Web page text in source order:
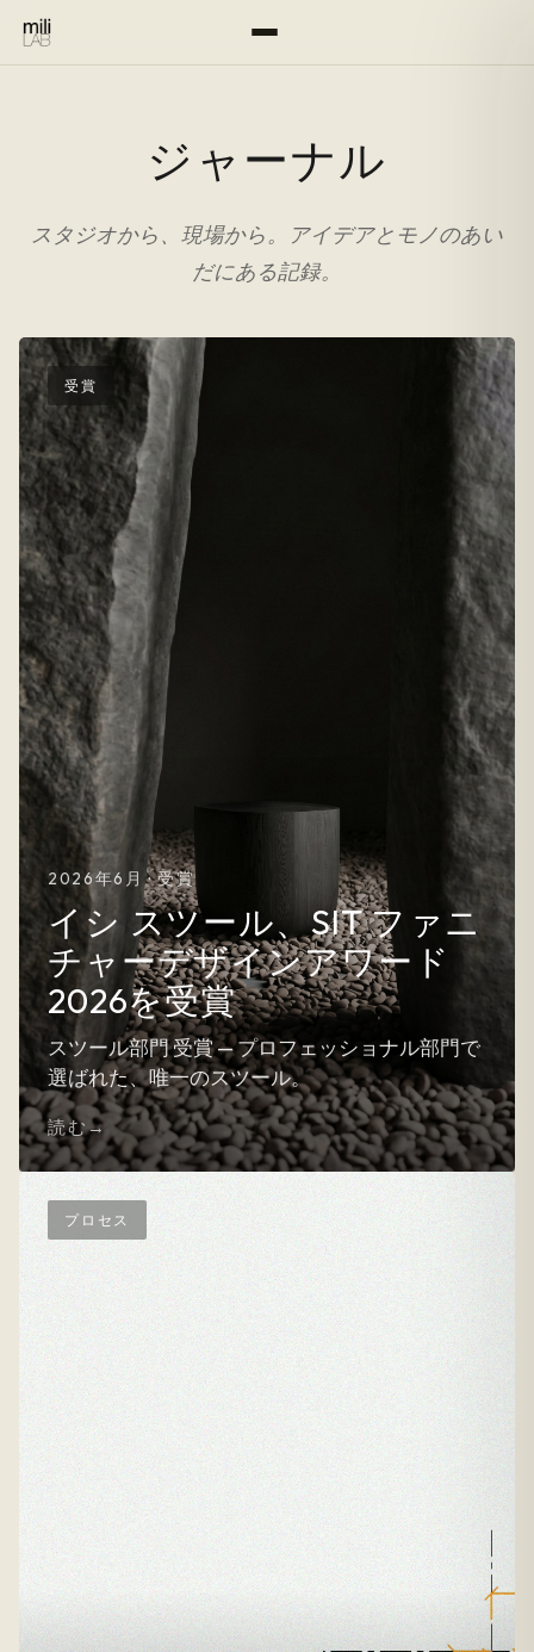
ジャーナル
スタジオから、現場から。アイデアとモノのあい
だにある記録。
受賞
2026年6月 · 受賞
イシ スツール、SIT ファニ
チャーデザインアワード
2026を受賞
スツール部門 受賞 — プロフェッショナル部門で
選ばれた、唯一のスツール。
読む
プロセス